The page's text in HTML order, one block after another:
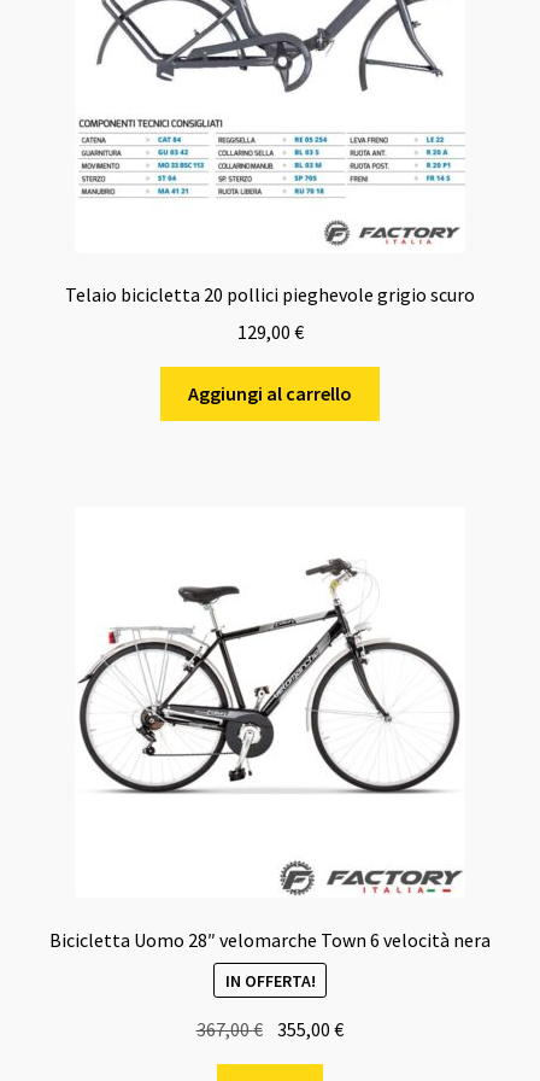
Telaio bicicletta 20 pollici pieghevole grigio scuro
129,00 €
Aggiungi al carrello
Bicicletta Uomo 28″ velomarche Town 6 velocità nera
IN OFFERTA!
367,00€
prezzo
355,00€Il